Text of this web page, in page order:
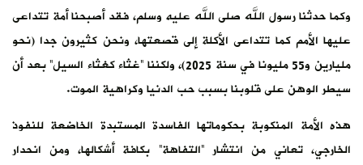
وكما حدثنا رسول الله صلى الله عليه وسلم، فقد أصبحنا أمة تتداعى
عليها الأمم كما تتداعى الأكلة إلى قصعتها، ونحن كثيرون جدا (نحو
مليارين و55 مليونا في سنة 2025)، ولكننا “غثاء كغثاء السيل” بعد أن
سيطر الوهن على قلوبنا بسبب حب الدنيا وكراهية الموت.
هذه الأمة المنكوبة بحكوماتها الفاسدة المستبدة الخاضعة للنفوذ
الخارجي، تعاني من انتشار “التفاهة” بكافة أشكالها، ومن انحدار